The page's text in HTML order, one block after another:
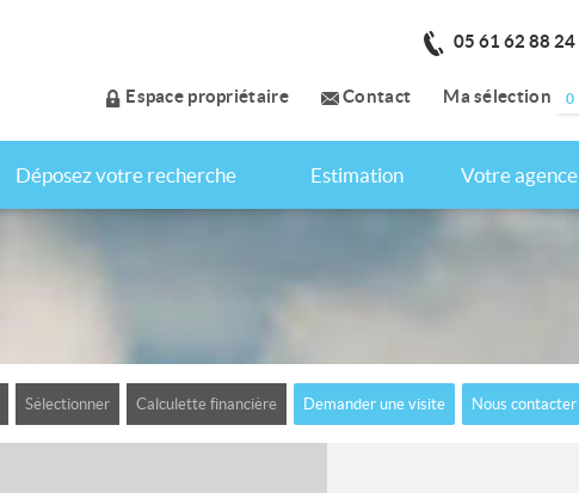
05 61 62 88 24
Espace propriétaire Contact Ma sélection 0
Déposez votre recherche Estimation Votre agence
Sélectionner Calculette financière Demander une visite Nous contacter